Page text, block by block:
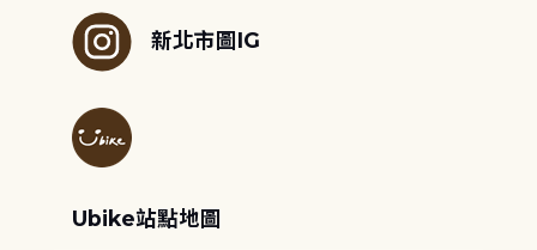
新北市圖IG
Ubike站點地圖